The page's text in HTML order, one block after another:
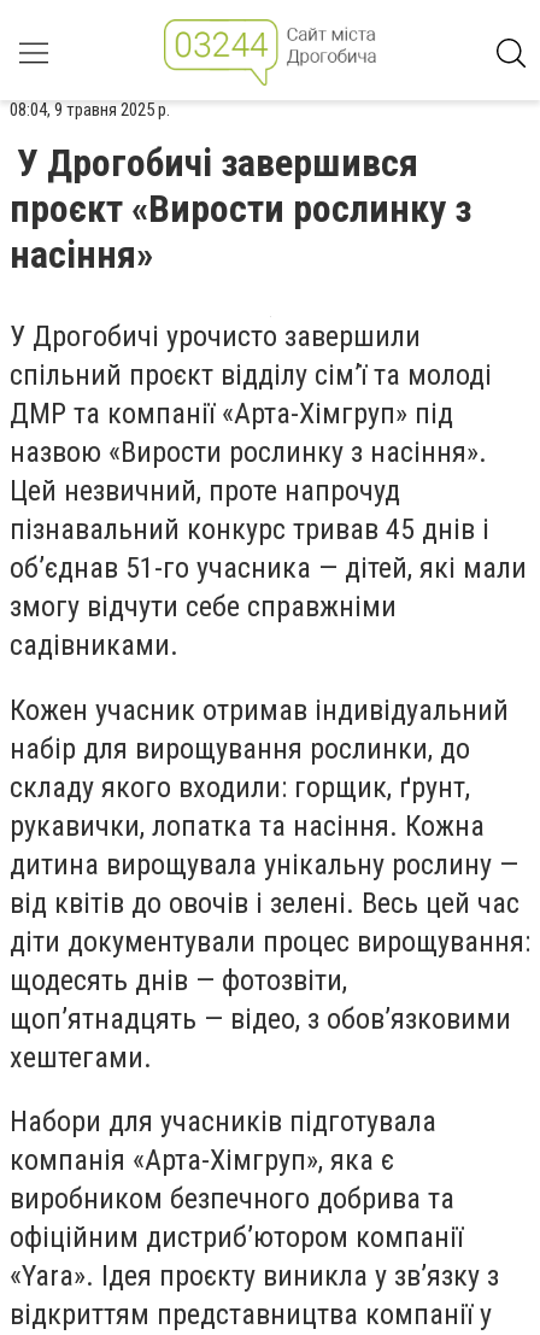
08:04, 9 травня 2025 р.
У Дрогобичі завершився
проєкт «Вирости рослинку з
насіння»
У Дрогобичі урочисто завершили
спільний проєкт відділу сім’ї та молоді
ДМР та компанії «Арта-Хімгруп» під
назвою «Вирости рослинку з насіння».
Цей незвичний, проте напрочуд
пізнавальний конкурс тривав 45 днів і
об’єднав 51-го учасника — дітей, які мали
змогу відчути себе справжніми
садівниками.
Кожен учасник отримав індивідуальний
набір для вирощування рослинки, до
складу якого входили: горщик, ґрунт,
рукавички, лопатка та насіння. Кожна
дитина вирощувала унікальну рослину —
від квітів до овочів і зелені. Весь цей час
діти документували процес вирощування:
щодесять днів — фотозвіти,
щоп’ятнадцять — відео, з обов’язковими
хештегами.
Набори для учасників підготувала
компанія «Арта-Хімгруп», яка є
виробником безпечного добрива та
офіційним дистриб’ютором компанії
«Yara». Ідея проєкту виникла у зв’язку з
відкриттям представництва компанії у